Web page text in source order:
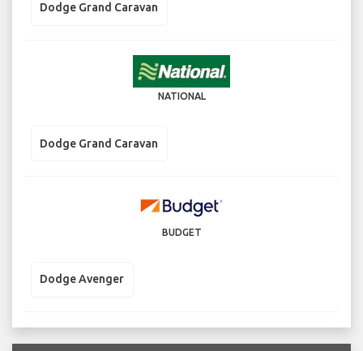
Dodge Grand Caravan
NATIONAL
Dodge Grand Caravan
BUDGET
Dodge Avenger